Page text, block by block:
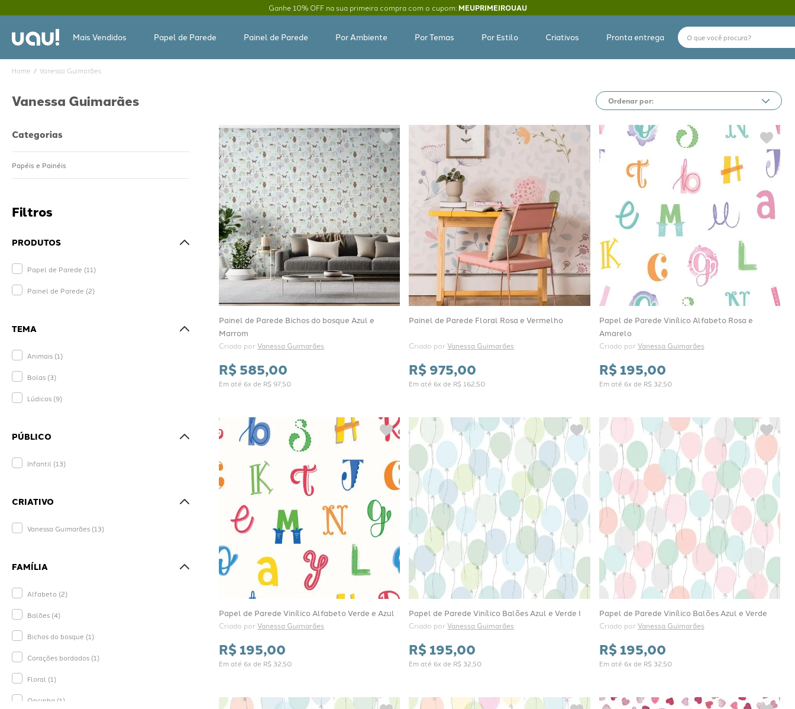
Ganhe 10% OFF na sua primeira compra com o cupom: MEUPRIMEIROUAU
Mais Vendidos Papel de Parede Painel de Parede Por Ambiente Por Temas Por Estilo Criativos Pronta entrega
O que você procura?
Vanessa Guimarães
Vanessa Guimarães
Categorias
Papéis e Painéis
PRODUTOS
Papel de Parede (11)
Painel de Parede (2)
TEMA
Animais (1)
Bolas (3)
Lúdicos (9)
PÚBLICO
Infantil (13)
CRIATIVO
Vanessa Guimarães (13)
FAMÍLIA
Alfabeto (2)
Balões (4)
Bichos do bosque (1)
Corações bordados (1)
Floral (1)
Oncinha (1)
Painel de Parede Bichos do bosque Azul e
Marrom
Criado por Vanessa Guimarães
R$585,00
Em até 6x de R$ 97,50
Painel de Parede Floral Rosa e Vermelho
Criado por Vanessa Guimarães
R$975,00
Em até 6x de R$ 162,50
Papel de Parede Vinílico Alfabeto Rosa e
Amarelo
Criado por Vanessa Guimarães
R$195,00
Em até 6x de R$ 32,50
Papel de Parede Vinílico Alfabeto Verde e Azul
Criado por Vanessa Guimarães
R$195,00
Em até 6x de R$ 32 50
Papel de Parede Vinílico Balões Azul e Verde I
Criado por Vanessa Guimarães
R$195,00
Em até 6x de R$ 32 50
Papel de Parede Vinílico Balões Azul e Verde
Criado por Vanessa Guimarães
R$195,00
Em até 6x de R$ 32 50